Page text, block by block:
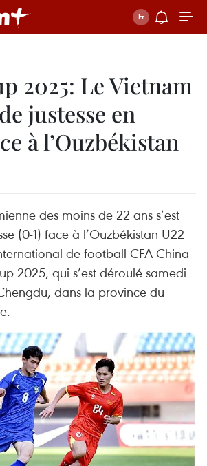
2025: Le Vietnam
justesse en
à l’Ouzbékistan
des moins de 22 ans s’est
(0-1) face à l’Ouzbékistan U22
de football CFA China
2025, qui s’est déroulé samedi
dans la province du